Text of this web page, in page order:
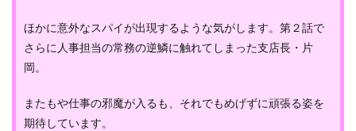
ほかに意外なスパイが出現するような気がします。第２話で
さらに人事担当の常務の逆鱗に触れてしまった支店長・片
岡。
またもや仕事の邪魔が入るも、それでもめげずに頑張る姿を
期待しています。